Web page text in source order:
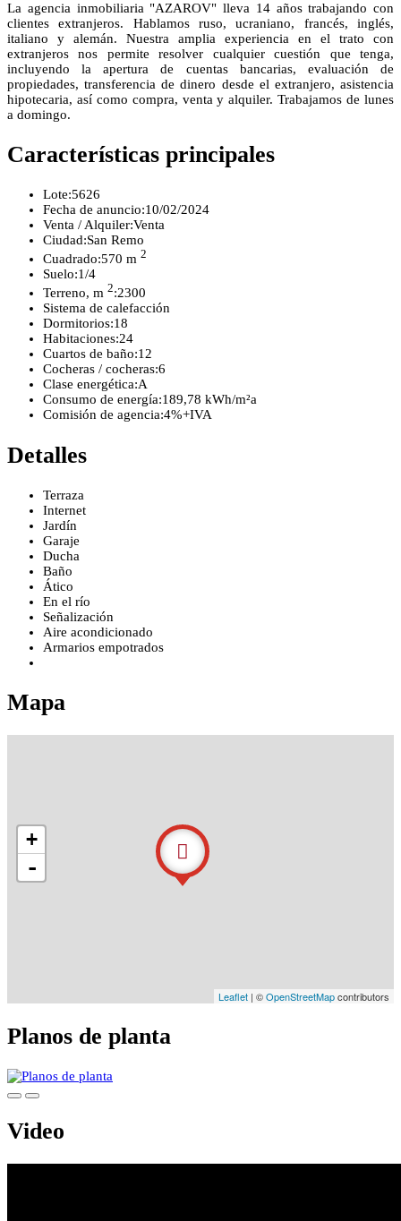
La agencia inmobiliaria "AZAROV" lleva 14 años trabajando con
clientes extranjeros. Hablamos ruso, ucraniano, francés, inglés,
italiano y alemán. Nuestra amplia experiencia en el trato con
extranjeros nos permite resolver cualquier cuestión que tenga,
incluyendo la apertura de cuentas bancarias, evaluación de
propiedades, transferencia de dinero desde el extranjero, asistencia
hipotecaria, así como compra, venta y alquiler. Trabajamos de lunes
a domingo.
Características principales
Lote:5626
Fecha de anuncio:10/02/2024
Venta / Alquiler:Venta
Ciudad:San Remo
Cuadrado:570 m 2
Suelo:1/4
Terreno, m 2:2300
Sistema de calefacción
Dormitorios:18
Habitaciones:24
Cuartos de baño:12
Cocheras / cocheras:6
Clase energética:A
Consumo de energía:189,78 kWh/m²a
Comisión de agencia:4%+IVA
Detalles
Terraza
Internet
Jardín
Garaje
Ducha
Baño
Ático
En el río
Señalización
Aire acondicionado
Armarios empotrados
Mapa
+
-
Leaflet | ©OpenStreetMapcontributors
Planos de planta
Video